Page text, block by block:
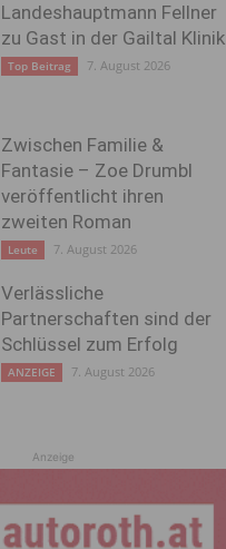
Landeshauptmann Fellner
zu Gast in der Gailtal Klinik
Top Beitrag 7. August 2026
Zwischen Familie &
Fantasie – Zoe Drumbl
veröffentlicht ihren
zweiten Roman
Leute 7. August 2026
Verlässliche
Partnerschaften sind der
Schlüssel zum Erfolg
ANZEIGE 7. August 2026
Anzeige